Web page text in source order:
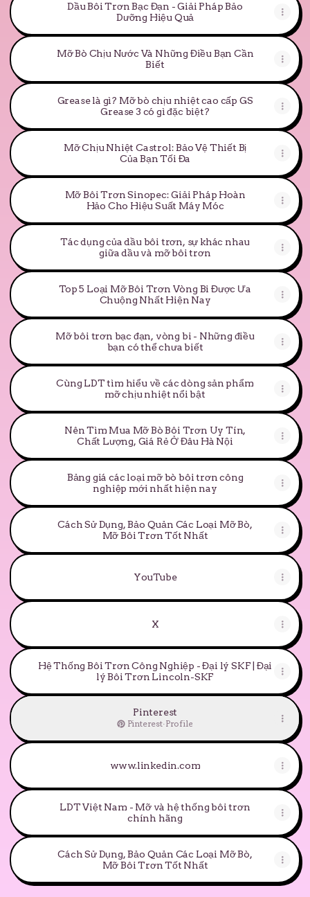
Dầu Bôi Trơn Bạc Đạn - Giải Pháp Bảo
Dưỡng Hiệu Quả
Mỡ Bò Chịu Nước Và Những Điều Bạn Cần
Biết
Grease là gì? Mỡ bò chịu nhiệt cao cấp GS
Grease 3 có gì đặc biệt?
Mỡ Chịu Nhiệt Castrol: Bảo Vệ Thiết Bị
Của Bạn Tối Đa
Mỡ Bôi Trơn Sinopec: Giải Pháp Hoàn
Hảo Cho Hiệu Suất Máy Móc
Tác dụng của dầu bôi trơn, sự khác nhau
giữa dầu và mỡ bôi trơn
Top 5 Loại Mỡ Bôi Trơn Vòng Bi Được Ưa
Chuộng Nhất Hiện Nay
Mỡ bôi trơn bạc đạn, vòng bi - Những điều
bạn có thể chưa biết
Cùng LDT tìm hiểu về các dòng sản phẩm
mỡ chịu nhiệt nổi bật
Nên Tìm Mua Mỡ Bò Bôi Trơn Uy Tín,
Chất Lượng, Giá Rẻ Ở Đâu Hà Nội
Bảng giá các loại mỡ bò bôi trơn công
nghiệp mới nhất hiện nay
Cách Sử Dụng, Bảo Quản Các Loại Mỡ Bò,
Mỡ Bôi Trơn Tốt Nhất
YouTube
YouTube
X
Hệ Thống Bôi Trơn Công Nghiệp - Đại lý SKF | Đại
lý Bôi Trơn Lincoln-SKF
Pinterest
Pinterest·Profile
www.linkedin.com
LDT Việt Nam - Mỡ và hệ thống bôi trơn
chính hãng
Cách Sử Dụng, Bảo Quản Các Loại Mỡ Bò,
Mỡ Bôi Trơn Tốt Nhất